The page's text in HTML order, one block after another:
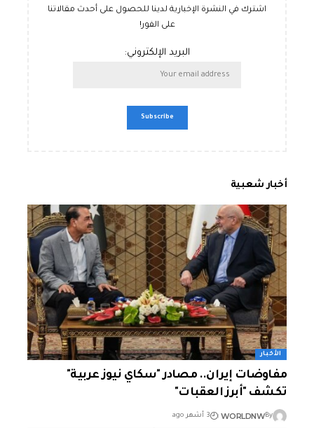
اشترك في النشرة الإخبارية لدينا للحصول على أحدث مقالاتنا
على الفور!
البريد الإلكتروني:
أخبار شعبية
الأخبار
مفاوضات إيران.. مصادر "سكاي نيوز عربية"
تكشف "أبرز العقبات"
By
WORLDNW 3 أشهر ago